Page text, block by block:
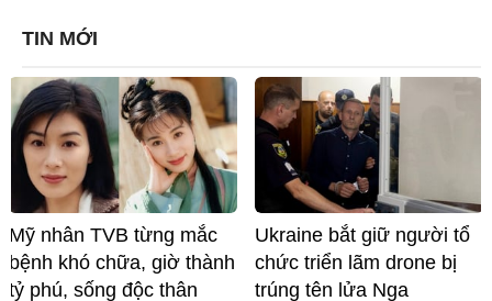
TIN MỚI
Mỹ nhân TVB từng mắc
bệnh khó chữa, giờ thành
tỷ phú, sống độc thân
Ukraine bắt giữ người tổ
chức triển lãm drone bị
trúng tên lửa Nga